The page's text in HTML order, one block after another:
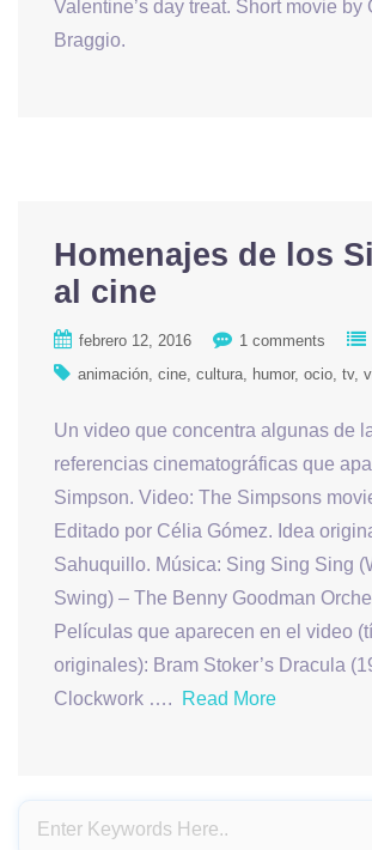
Valentine’s day treat. Short movie by
Braggio.
Homenajes de los
al cine
febrero 12, 2016 1 comments
animación cine cultura humor ocio tv
Un video que concentra algunas de
referencias cinematográficas que
Simpson. Video: The Simpsons
Editado por Célia Gómez. Idea
Sahuquillo. Música: Sing Sing Sing
Swing) – The Benny Goodman
Películas que aparecen en el video
originales): Bram Stoker’s Dracula
Clockwork ….
Read More